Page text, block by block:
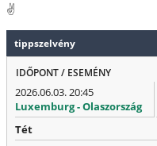
✌️
tippszelvény
IDŐPONT / ESEMÉNY
2026.06.03. 20:45
Luxemburg - Olaszország
Tét